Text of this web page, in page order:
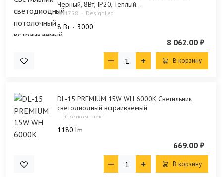
Черный, 8Вт, IP20, Теплый...
004758 DesignLed
8 Bт 3000
8 062.00 ₽
В корзину
DL-15 PREMIUM 15W WH 6000K Светильник
светодиодный встраиваемый
Светкомплект
1180 lm
669.00 ₽
В корзину